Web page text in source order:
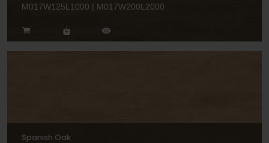
M017W125L1000 | M017W200L2000
Spanish Oak